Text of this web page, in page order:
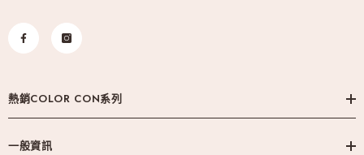
熱銷COLOR CON系列
一般資訊